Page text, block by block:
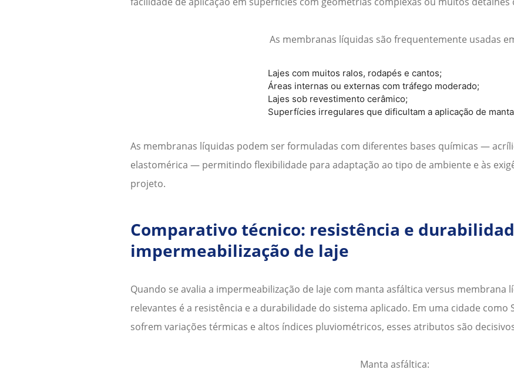
As membranas líquidas são frequentemente usadas
Lajes com muitos ralos, rodapés e cantos;
Áreas internas ou externas com tráfego moderado;
Lajes sob revestimento cerâmico;
Superfícies irregulares que dificultam a aplicação de
As membranas líquidas podem ser formuladas com diferentes bases químicas —
elastomérica — permitindo flexibilidade para adaptação ao tipo de ambiente e às
projeto.
Comparativo técnico: resistência e
impermeabilização de laje
Quando se avalia a impermeabilização de laje com manta asfáltica versus membrana
relevantes é a resistência e a durabilidade do sistema aplicado. Em uma cidade como
sofrem variações térmicas e altos índices pluviométricos, esses atributos são
Manta asfáltica: